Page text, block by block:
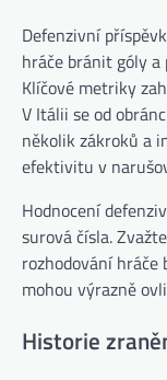
Defenzivní
hráče bránit góly
Klíčové metriky
V Itálii se od
několik zákroků a
efektivitu v
Hodnocení
surová čísla.
rozhodování
mohou výrazně
Historie